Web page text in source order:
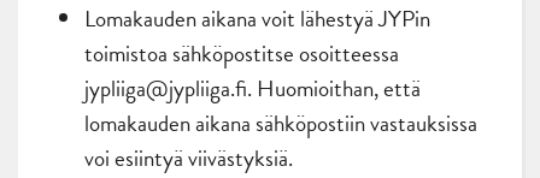
Lomakauden aikana voit lähestyä JYPin
toimistoa sähköpostitse osoitteessa
jypliiga@jypliiga.fi. Huomioithan, että
lomakauden aikana sähköpostiin vastauksissa
voi esiintyä viivästyksiä.